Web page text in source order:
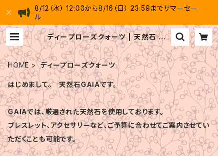
8/12（水） 12:00から8/16（日） 23:59までサマーセー
ル
ディープローズクォーツ | 天然石 GA
HOME ディープローズクォーツ
はじめまして。 天然石GAIAです。
GAIAでは、厳選された天然石を使用しております。
ブレスレット、アクセサリーなど、ご予算に合わせてご案内させてい
ただくことも可能です。